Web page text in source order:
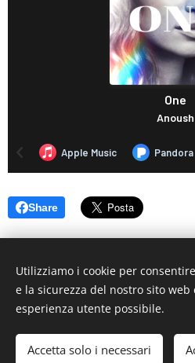
Share
© 2019
Email: info@artistionline.tv
Cookies
Utilizziamo i cookie per
e la sicurezza del nostro sito
esperienza utente possibile.
Accetta solo i necessari